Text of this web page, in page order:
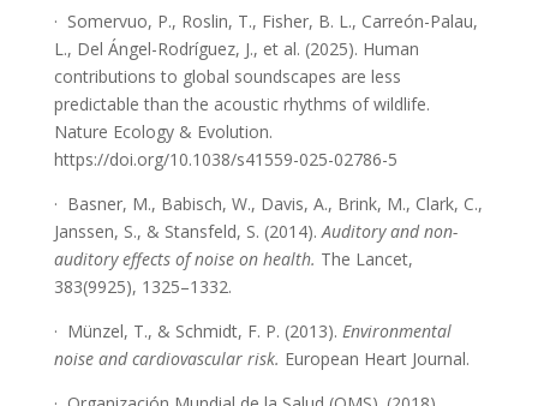
· Somervuo, P., Roslin, T., Fisher, B. L., Carreón-Palau,
L., Del Ángel-Rodríguez, J., et al. (2025). Human
contributions to global soundscapes are less
predictable than the acoustic rhythms of wildlife.
Nature Ecology & Evolution.
https://doi.org/10.1038/s41559-025-02786-5
· Basner, M., Babisch, W., Davis, A., Brink, M., Clark, C.,
Janssen, S., & Stansfeld, S. (2014). Auditory and non-
auditory effects of noise on health. The Lancet,
383(9925), 1325–1332.
· Münzel, T., & Schmidt, F. P. (2013). Environmental
noise and cardiovascular risk. European Heart Journal.